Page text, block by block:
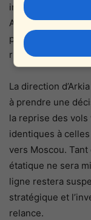
incertitude
Arkia estime que
pour préserver
rupture durable
La direction
à prendre une
la reprise des
identiques à
vers Moscou.
étatique ne sera
ligne restera
stratégique et
relance.